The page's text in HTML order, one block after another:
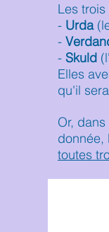
Les
- Urda
-
- Skuld
Elles
qu'il
Or, dans
donnée,
toutes